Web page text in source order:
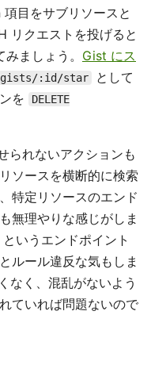
目をサブリソースと
リクエストを投げると
ましょう。 Gist にス
/gists/:id/star
として
を
DELETE
られないアクションも
ソースを横断的に検索
特定リソースのエンド
無理やりな感じがしま
というエンドポイント
ルール違反な気もしま
なく、混乱がないよう
ていれば問題ないので